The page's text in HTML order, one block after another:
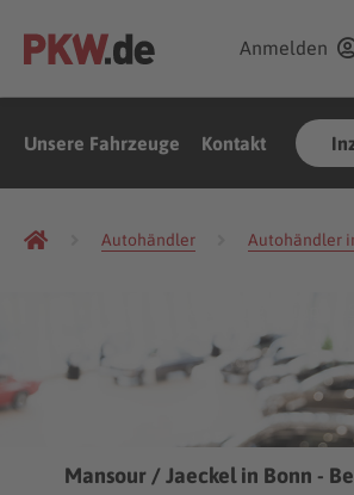
Anmelden
Unsere Fahrzeuge Kontakt
Autohändler Autohändler
Mansour / Jaeckel in Bonn -